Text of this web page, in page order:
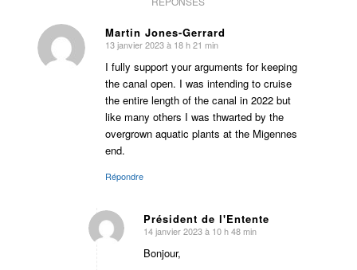
Martin Jones-Gerrard
dit
:
13 janvier 2023 à 18 h 21 min
I fully support your arguments for keeping
the canal open. I was intending to cruise
the entire length of the canal in 2022 but
like many others I was thwarted by the
overgrown aquatic plants at the Migennes
end.
Répondre
Président de l'Entente
dit
14 janvier 2023 à 10 h 48 min
Bonjour,